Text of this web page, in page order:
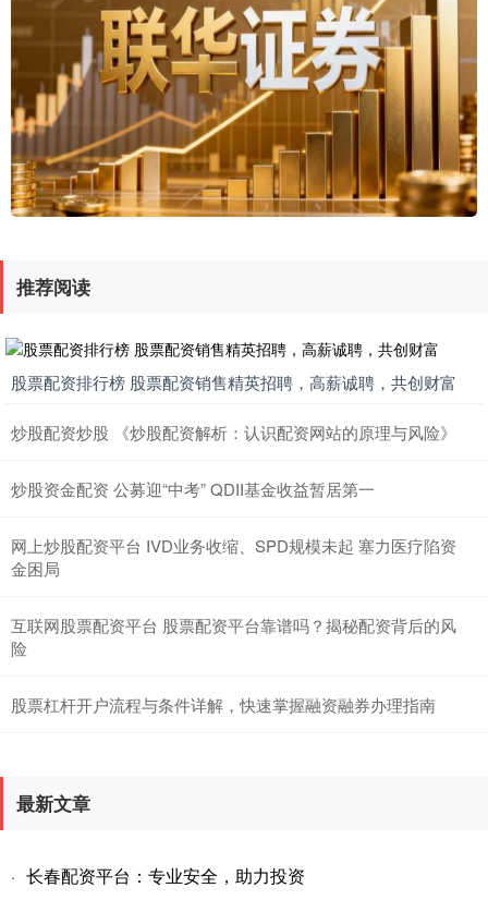
推荐阅读
股票配资排行榜 股票配资销售精英招聘，高薪诚聘，共创财富
炒股配资炒股 《炒股配资解析：认识配资网站的原理与风险》
炒股资金配资 公募迎“中考” QDII基金收益暂居第一
网上炒股配资平台 IVD业务收缩、SPD规模未起 塞力医疗陷资
金困局
互联网股票配资平台 股票配资平台靠谱吗？揭秘配资背后的风
险
股票杠杆开户流程与条件详解，快速掌握融资融券办理指南
最新文章
· 长春配资平台：专业安全，助力投资